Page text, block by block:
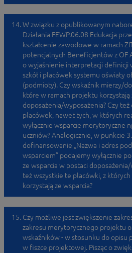
W związku z opublikowanym
Działania FEWP.06.08 Edukacja
kształcenie zawodowe w ramach
potencjalnych Beneficjentów z OF
o wyjaśnienie interpretacji definicji
szkół i placówek systemu oświaty
(podmioty). Czy wskaźnik mierzy/
które w ramach projektu korzystają
doposażenia/wyposażenia? Czy
placówek, nawet tych, w których
wyłącznie wsparcie merytoryczne
uczniów? Analogicznie, w punkcie
dofinansowanie „Nazwa i adres
wsparciem” podajemy wyłącznie
ze wsparcia w postaci
też wszystkie te placówki, z
korzystają ze wsparcia?
Czy możliwe jest zwiększenie
zakresu merytorycznego projektu
wskaźników - w stosunku do opisu
w fiszce projektowej. Pisząc o